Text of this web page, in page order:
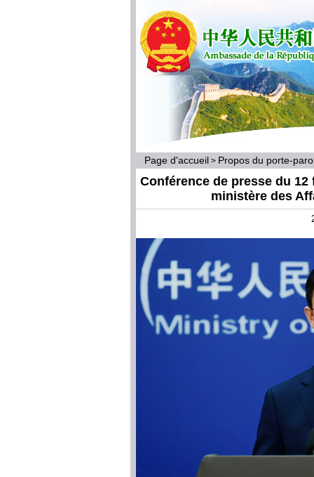
Page d'accueil > Propos du porte-
Conférence de presse du
ministère des